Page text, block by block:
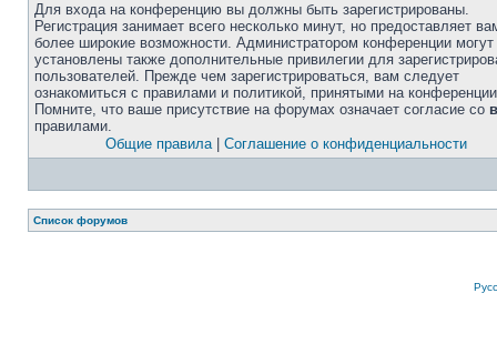
Для входа на конференцию вы должны быть зарегистрированы.
Регистрация занимает всего несколько минут, но предоставляет
более широкие возможности. Администратором конференции
установлены также дополнительные привилегии для
пользователей. Прежде чем зарегистрироваться, вам следует
ознакомиться с правилами и политикой, принятыми на
Помните, что ваше присутствие на форумах означает согласие со
правилами.
Общие правила| Соглашение о конфиденциальности
Список форумов